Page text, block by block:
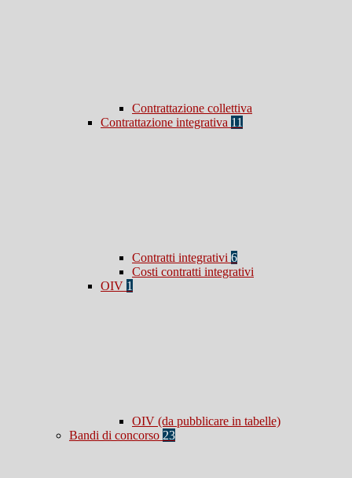
Contrattazione collettiva
Contrattazione integrativa 11
Contratti integrativi 6
Costi contratti integrativi
OIV 1
OIV (da pubblicare in tabelle)
Bandi di concorso 23